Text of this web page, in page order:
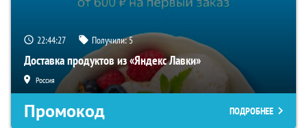
22:44:26 Получили:5
Доставка продуктов из «Яндекс Лавки»
Россия
Промокод ПОДРОБНЕЕ